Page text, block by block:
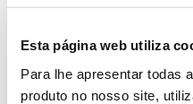
Esta página web utiliza
Para lhe apresentar todas
produto no nosso site,
Qual é o tema que
Janelas